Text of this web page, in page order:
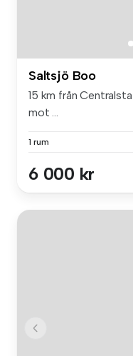
Saltsjö Boo
15 km från
mot ...
1 rum
6 000 kr